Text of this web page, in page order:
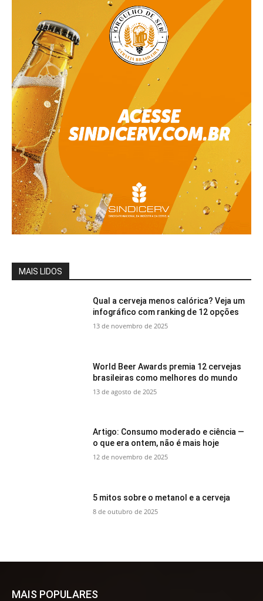
MAIS LIDOS
Qual a cerveja menos calórica? Veja um
infográfico com ranking de 12 opções
13 de novembro de 2025
World Beer Awards premia 12 cervejas
brasileiras como melhores do mundo
13 de agosto de 2025
Artigo: Consumo moderado e ciência —
o que era ontem, não é mais hoje
12 de novembro de 2025
5 mitos sobre o metanol e a cerveja
8 de outubro de 2025
MAIS POPULARES